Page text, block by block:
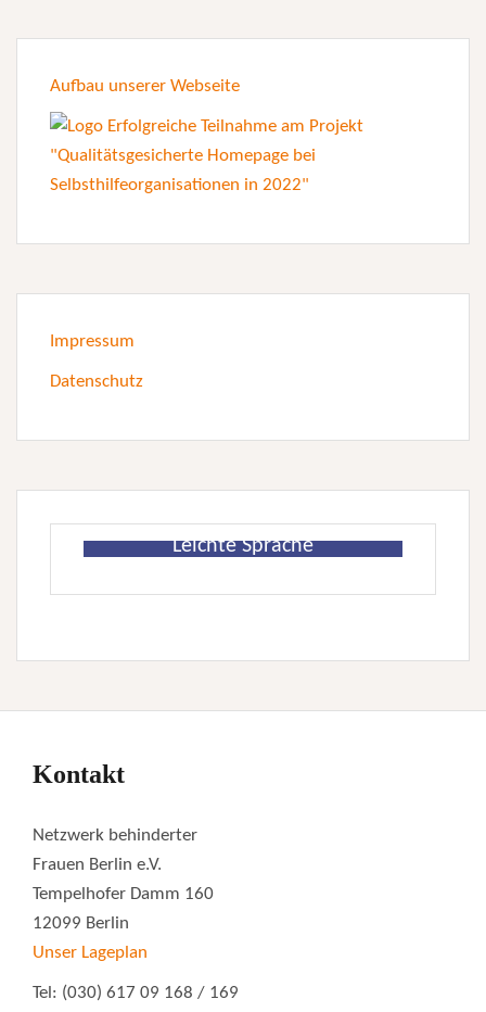
Aufbau unserer Webseite
Impressum
Datenschutz
Leichte Sprache
Kontakt
Netzwerk behinderter
Frauen Berlin e.V.
Tempelhofer Damm 160
12099 Berlin
Unser Lageplan
Tel: (030) 617 09 168 / 169